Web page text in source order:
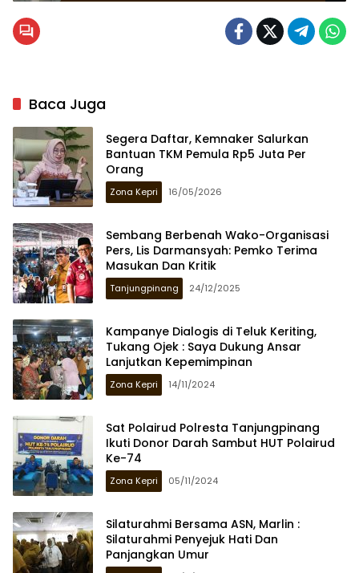
Baca Juga
Segera Daftar, Kemnaker Salurkan
Bantuan TKM Pemula Rp5 Juta Per
Orang
Zona Kepri 16/05/2026
Sembang Berbenah Wako-Organisasi
Pers, Lis Darmansyah: Pemko Terima
Masukan Dan Kritik
Tanjungpinang 24/12/2025
Kampanye Dialogis di Teluk Keriting,
Tukang Ojek : Saya Dukung Ansar
Lanjutkan Kepemimpinan
Zona Kepri 14/11/2024
Sat Polairud Polresta Tanjungpinang
Ikuti Donor Darah Sambut HUT Polairud
Ke-74
Zona Kepri 05/11/2024
Silaturahmi Bersama ASN, Marlin :
Silaturahmi Penyejuk Hati Dan
Panjangkan Umur